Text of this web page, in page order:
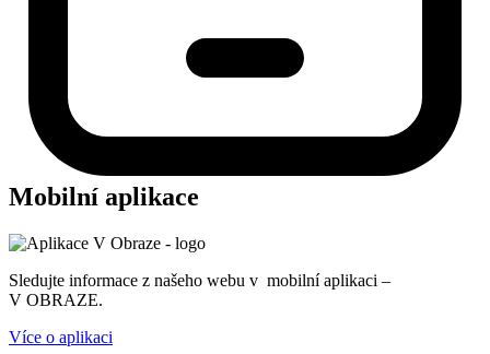
Mobilní aplikace
Sledujte informace z našeho webu v mobilní aplikaci –
V OBRAZE.
Více o aplikaci